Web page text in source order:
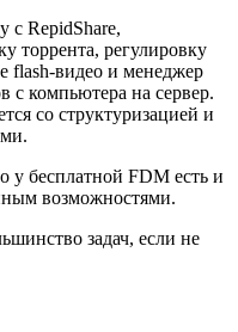
с RepidShare,
торрента, регулировку
flash-видео и менеджер
с компьютера на сервер.
со структуризацией и
у бесплатной FDM есть и
возможностями.
задач, если не